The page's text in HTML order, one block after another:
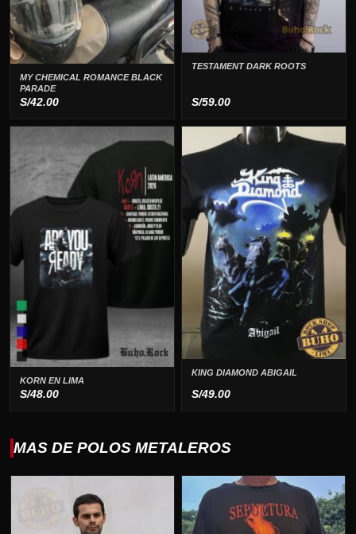
MY CHEMICAL ROMANCE BLACK
PARADE
S/42.00
TESTAMENT DARK ROOTS
S/59.00
KORN EN LIMA
S/48.00
KING DIAMOND ABIGAIL
S/49.00
MAS DE POLOS METALEROS